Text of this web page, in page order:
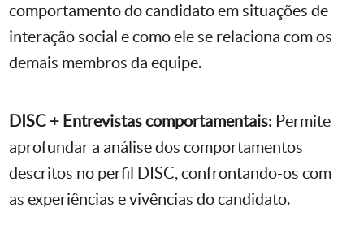
comportamento do candidato em situações de
interação social e como ele se relaciona com os
demais membros da equipe.
DISC + Entrevistas comportamentais: Permite
aprofundar a análise dos comportamentos
descritos no perfil DISC, confrontando-os com
as experiências e vivências do candidato.